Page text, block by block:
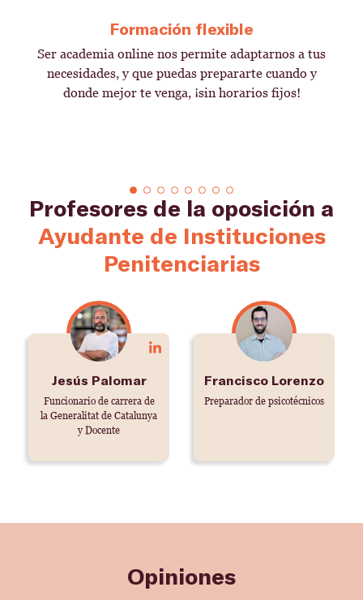
Formación flexible
Ser academia online nos permite adaptarnos a tus
necesidades, y que puedas prepararte cuando y
donde mejor te venga, ¡sin horarios fijos!
Profesores de la oposición a
Ayudante de Instituciones
Penitenciarias
Jesús Palomar
Funcionario de carrera de
la Generalitat de Catalunya
y Docente
LinkedIn
Francisco Lorenzo
Preparador de psicotécnicos
Opiniones